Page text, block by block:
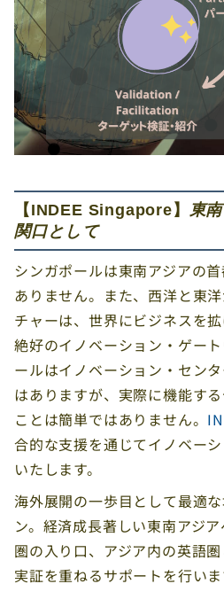
【INDEE Singapore】
東
関口として
シンガポールは東南アジアの
ありません。また、西洋と東
チャーは、世界にビジネスを
絶好のイノベーション・ゲー
ールはイノベーション・セン
はありますが、実際に機能す
ことは簡単ではありません。
合的な支援を通じてイノベー
いたします。
海外展開の一歩目として最適
ン。経済成長著しい東南アジ
圏の入り口、アジア内の英語
実証を重ねるサポートを行いま